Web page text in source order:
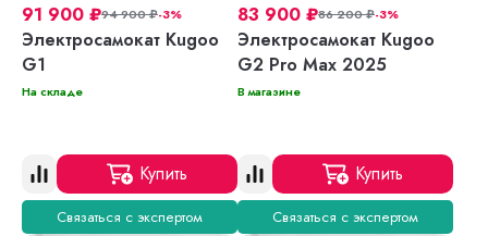
91 900 ₽94 900₽-3%
Электросамокат Kugoo
G1
На складе
Купить
Связаться с экспертом
83 900 ₽86 200₽-3%
Электросамокат Kugoo
G2 Pro Max 2025
В магазине
Купить
Связаться с экспертом